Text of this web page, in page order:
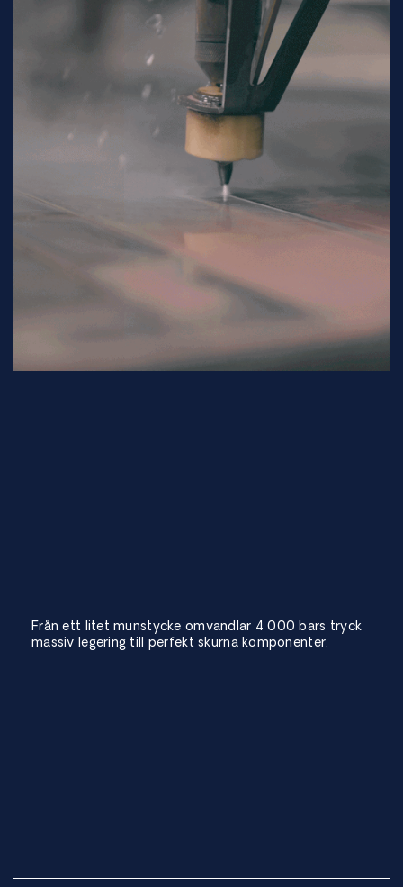
Från ett litet munstycke omvandlar 4 000 bars tryck
massiv legering till perfekt skurna komponenter.